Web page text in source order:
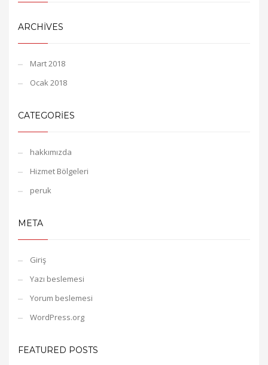
ARCHIVES
Mart 2018
Ocak 2018
CATEGORIES
hakkımızda
Hizmet Bölgeleri
peruk
META
Giriş
Yazı beslemesi
Yorum beslemesi
WordPress.org
FEATURED POSTS